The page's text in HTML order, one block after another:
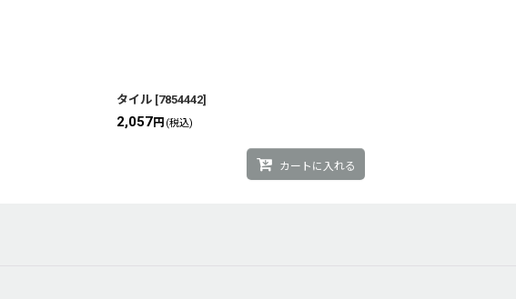
タイル [7854442]
2,057円 (税込)
カートに入れる